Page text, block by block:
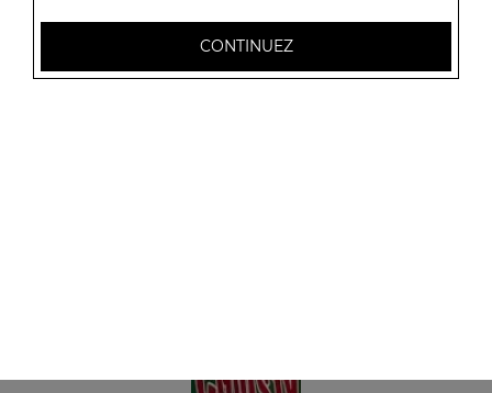
8.00€
CONTINUEZ